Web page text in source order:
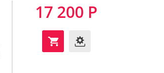
17 200 Р